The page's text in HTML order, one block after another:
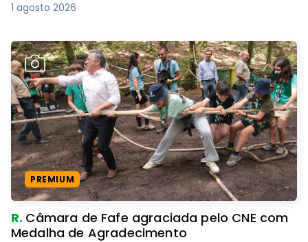
1 agosto 2026
PREMIUM
R. Câmara de Fafe agraciada pelo CNE com
Medalha de Agradecimento